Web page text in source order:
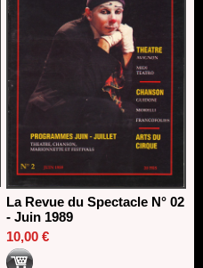
La Revue du Spectacle N° 02
- Juin 1989
10,00 €